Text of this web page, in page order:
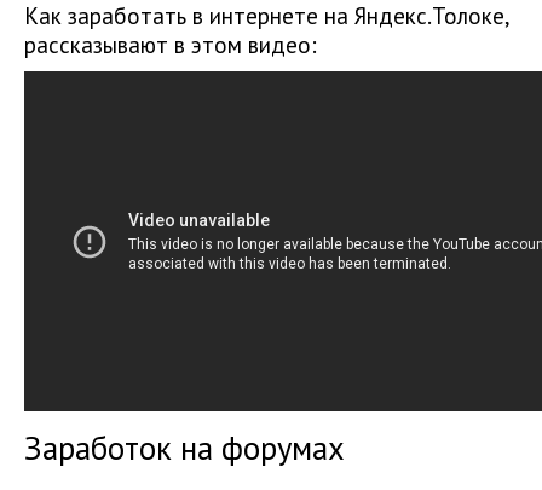
Как заработать в интернете на Яндекс.Толоке,
рассказывают в этом видео:
Заработок на форумах